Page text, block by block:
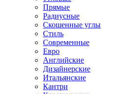
Прямые
Радиусные
Скошенные углы
Стиль
Современные
Евро
Английские
Дизайнерские
Итальянские
Кантри